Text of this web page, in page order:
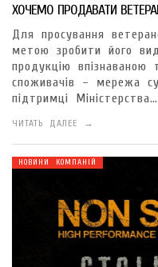
ХОЧЕМО ПРОДАВАТИ
Для просування
метою зробити його
продукцію
споживачів – мережа
підтримці Міністерства…
ЧИТАТЬ ДАЛЕЕ →
НОВИНИ КОМПАНІЙ